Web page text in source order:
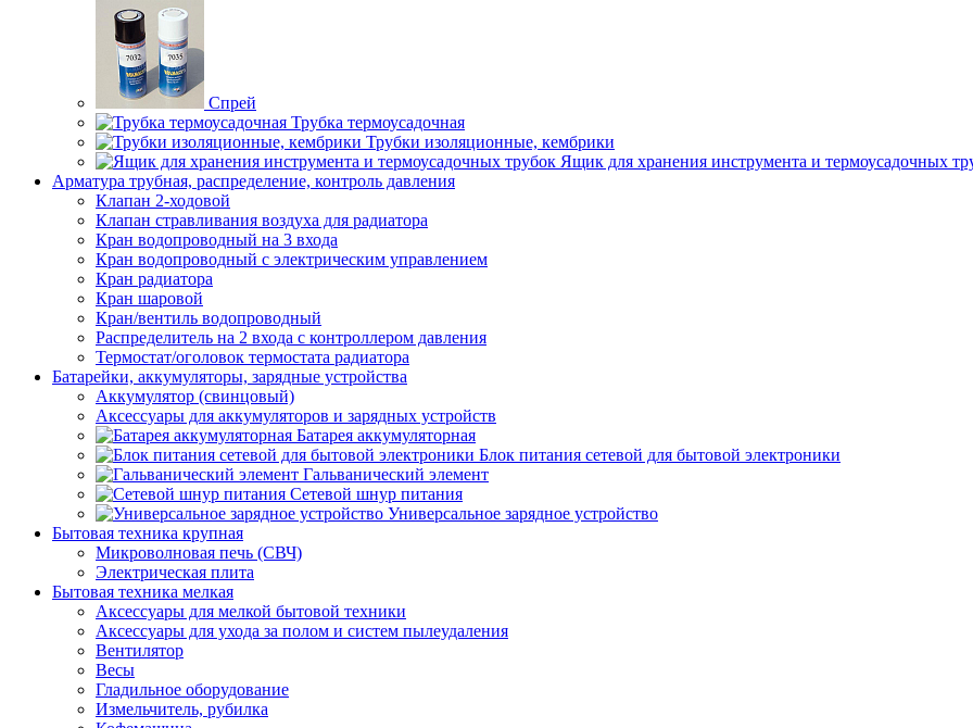
Спрей
Трубка термоусадочная
Трубки изоляционные, кембрики
Ящик для хранения инструмента и термоусадочных
Арматура трубная, распределение, контроль давления
Клапан 2-ходовой
Клапан стравливания воздуха для радиатора
Кран водопроводный на 3 входа
Кран водопроводный с электрическим управлением
Кран радиатора
Кран шаровой
Кран/вентиль водопроводный
Распределитель на 2 входа с контроллером давления
Термостат/оголовок термостата радиатора
Батарейки, аккумуляторы, зарядные устройства
Аккумулятор (свинцовый)
Аксессуары для аккумуляторов и зарядных устройств
Батарея аккумуляторная
Блок питания сетевой для бытовой электроники
Гальванический элемент
Сетевой шнур питания
Универсальное зарядное устройство
Бытовая техника крупная
Микроволновая печь (СВЧ)
Электрическая плита
Бытовая техника мелкая
Аксессуары для мелкой бытовой техники
Аксессуары для ухода за полом и систем пылеудаления
Вентилятор
Весы
Гладильное оборудование
Измельчитель, рубилка